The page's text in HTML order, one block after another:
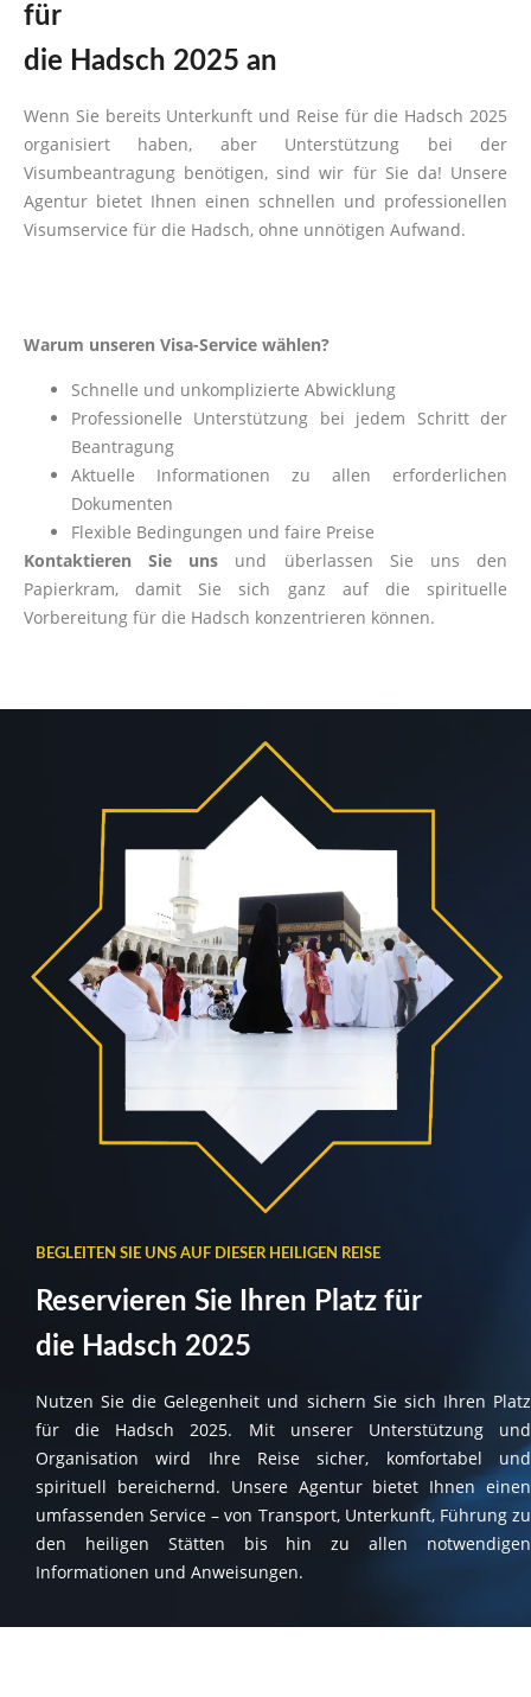
für
die Hadsch 2025 an
Wenn Sie bereits Unterkunft und Reise für die Hadsch 2025
organisiert haben, aber Unterstützung bei der
Visumbeantragung benötigen, sind wir für Sie da! Unsere
Agentur bietet Ihnen einen schnellen und professionellen
Visumservice für die Hadsch, ohne unnötigen Aufwand.
Warum unseren Visa-Service wählen?
Schnelle und unkomplizierte Abwicklung
Professionelle Unterstützung bei jedem Schritt der
Beantragung
Aktuelle Informationen zu allen erforderlichen
Dokumenten
Flexible Bedingungen und faire Preise
Kontaktieren Sie uns und überlassen Sie uns den
Papierkram, damit Sie sich ganz auf die spirituelle
Vorbereitung für die Hadsch konzentrieren können.
BEGLEITEN SIE UNS AUF DIESER HEILIGEN REISE
Reservieren Sie Ihren Platz für
die Hadsch 2025
Nutzen Sie die Gelegenheit und sichern Sie sich Ihren Platz
für die Hadsch 2025. Mit unserer Unterstützung und
Organisation wird Ihre Reise sicher, komfortabel und
spirituell bereichernd. Unsere Agentur bietet Ihnen einen
umfassenden Service – von Transport, Unterkunft, Führung zu
den heiligen Stätten bis hin zu allen notwendigen
Informationen und Anweisungen.